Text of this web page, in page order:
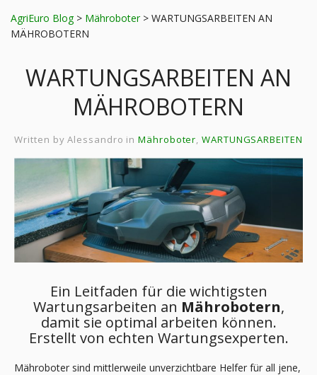
AgriEuro Blog> Mähroboter> WARTUNGSARBEITEN AN
MÄHROBOTERN
WARTUNGSARBEITEN AN
MÄHROBOTERN
Written byAlessandro inMähroboter,WARTUNGSARBEITEN
Ein Leitfaden für die wichtigsten
Wartungsarbeiten an Mährobotern,
damit sie optimal arbeiten können.
Erstellt von echten Wartungsexperten.
Mähroboter sind mittlerweile unverzichtbare Helfer für all jene,